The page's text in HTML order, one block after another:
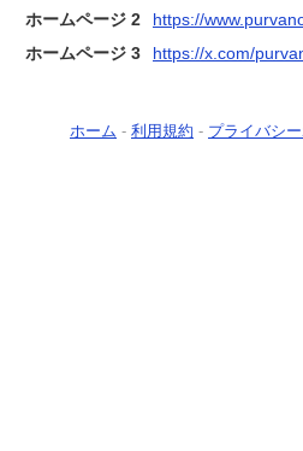
ホームページ 2
https://
ホームページ 3
https://x.com/
ホーム - 利用規約 - プライバシ